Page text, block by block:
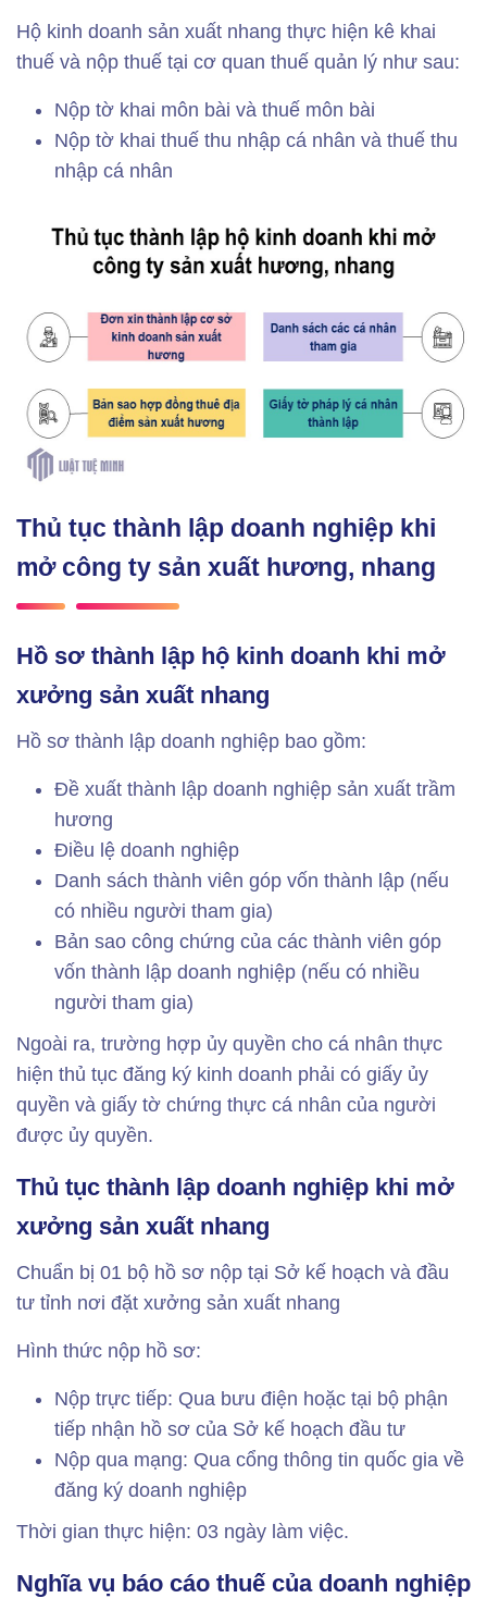
Hộ kinh doanh sản xuất nhang thực hiện kê khai
thuế và nộp thuế tại cơ quan thuế quản lý như sau:
Nộp tờ khai môn bài và thuế môn bài
Nộp tờ khai thuế thu nhập cá nhân và thuế thu
nhập cá nhân
Thủ tục thành lập doanh nghiệp khi
mở công ty sản xuất hương, nhang
Hồ sơ thành lập hộ kinh doanh khi mở
xưởng sản xuất nhang
Hồ sơ thành lập doanh nghiệp bao gồm:
Đề xuất thành lập doanh nghiệp sản xuất trầm
hương
Điều lệ doanh nghiệp
Danh sách thành viên góp vốn thành lập (nếu
có nhiều người tham gia)
Bản sao công chứng của các thành viên góp
vốn thành lập doanh nghiệp (nếu có nhiều
người tham gia)
Ngoài ra, trường hợp ủy quyền cho cá nhân thực
hiện thủ tục đăng ký kinh doanh phải có giấy ủy
quyền và giấy tờ chứng thực cá nhân của người
được ủy quyền.
Thủ tục thành lập doanh nghiệp khi mở
xưởng sản xuất nhang
Chuẩn bị 01 bộ hồ sơ nộp tại Sở kế hoạch và đầu
tư tỉnh nơi đặt xưởng sản xuất nhang
Hình thức nộp hồ sơ:
Nộp trực tiếp: Qua bưu điện hoặc tại bộ phận
tiếp nhận hồ sơ của Sở kế hoạch đầu tư
Nộp qua mạng: Qua cổng thông tin quốc gia về
đăng ký doanh nghiệp
Thời gian thực hiện: 03 ngày làm việc.
Nghĩa vụ báo cáo thuế của doanh nghiệp